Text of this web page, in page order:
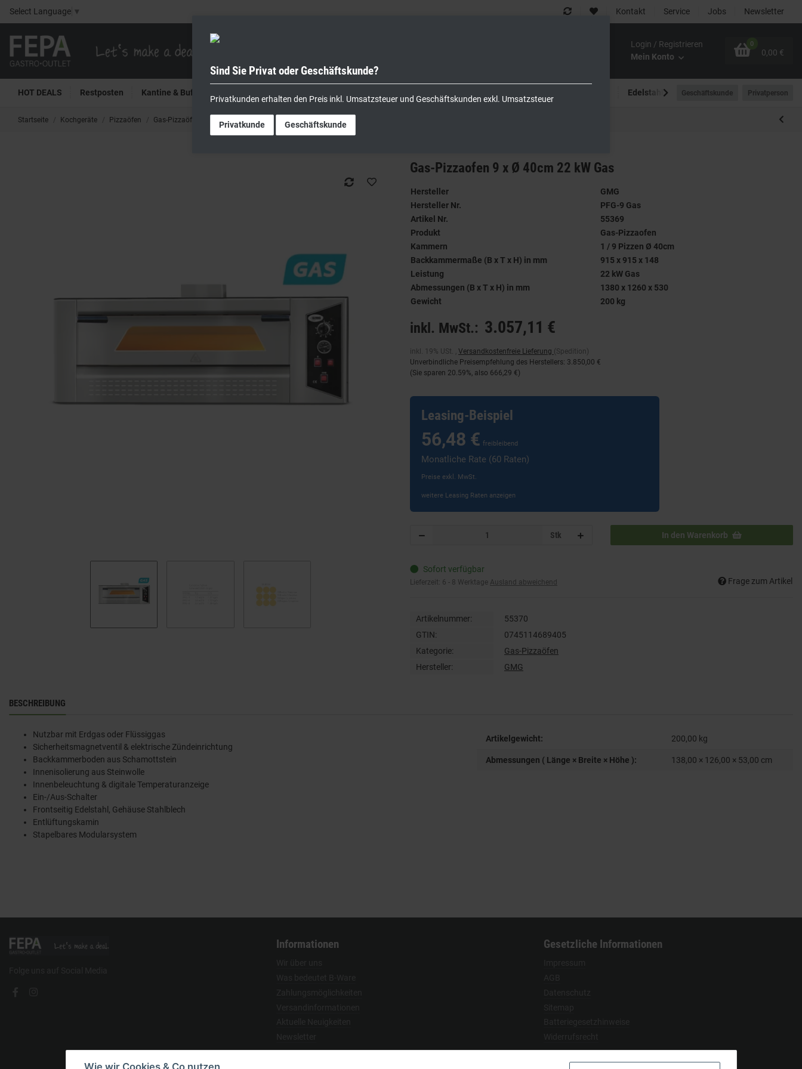
Select Language ▼ Kontakt Service Jobs Newsletter
Login / Registrieren
Mein Konto
0
0,00 €
HOT DEALS Restposten Kantine & Buffet Edelstahlmöbel Outdoor-Bereich
Geschäftskunde Privatperson
Startseite Kochgeräte Pizzaöfen Gas-Pizzaöfen Gas-Pizzaofen 9 x Ø 40cm 22 kW Gas
Gas-Pizzaofen 9 x Ø 40cm 22 kW Gas
Hersteller
GMG
Hersteller Nr.
PFG-9 Gas
Artikel Nr.
55369
Produkt
Gas-Pizzaofen
Kammern
1 / 9 Pizzen Ø 40cm
Backkammermaße (B x T x H) in mm
915 x 915 x 148
Leistung
22 kW Gas
Abmessungen (B x T x H) in mm
1380 x 1260 x 530
Gewicht
200 kg
inkl. MwSt.: 3.057,11 €
inkl. 19% USt. , Versandkostenfreie Lieferung (Spedition)
Unverbindliche Preisempfehlung des Herstellers: 3.850,00 €
(Sie sparen 20.59%, also 666,29 €)
Leasing-Beispiel
56,48 € freibleibend
Monatliche Rate (60 Raten)
Preise exkl. MwSt.
weitere Leasing Raten anzeigen
Stk In den Warenkorb
Sofort verfügbar
Lieferzeit: 6 - 8 Werktage Ausland abweichend Frage zum Artikel
Artikelnummer:
55370
GTIN:
0745114689405
Kategorie:
Gas-Pizzaöfen
Hersteller:
GMG
BESCHREIBUNG
Nutzbar mit Erdgas oder Flüssiggas
Sicherheitsmagnetventil & elektrische Zündeinrichtung
Backkammerboden aus Schamottstein
Innenisolierung aus Steinwolle
Innenbeleuchtung & digitale Temperaturanzeige
Ein-/Aus-Schalter
Frontseitig Edelstahl, Gehäuse Stahlblech
Entlüftungskamin
Stapelbares Modularsystem
Artikelgewicht: 200,00 kg
Abmessungen ( Länge × Breite × Höhe ): 138,00 × 126,00 × 53,00 cm
Informationen Gesetzliche Informationen
Wie wir Cookies & Co nutzen
Sind Sie Privat oder Geschäftskunde?
Privatkunden erhalten den Preis inkl. Umsatzsteuer und Geschäftskunden exkl. Umsatzsteuer
Privatkunde Geschäftskunde